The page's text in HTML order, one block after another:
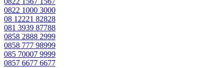
0822 1000 3000
08 12221 82828
081 3939 87788
0858 2888 2999
0858 777 98999
085 70007 9999
0857 6677 6677